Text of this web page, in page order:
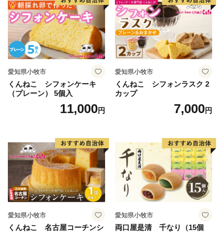
愛知県小牧市
くんねこ シフォンケーキ
（プレーン） 5個入
11,000円
愛知県小牧市
くんねこ シフォンラスク 2
カップ
7,000円
愛知県小牧市
くんねこ 名古屋コーチンシ
愛知県小牧市
両口屋是清 千なり（15個